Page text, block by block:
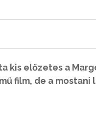
kis előzetes a
film, de a mostani